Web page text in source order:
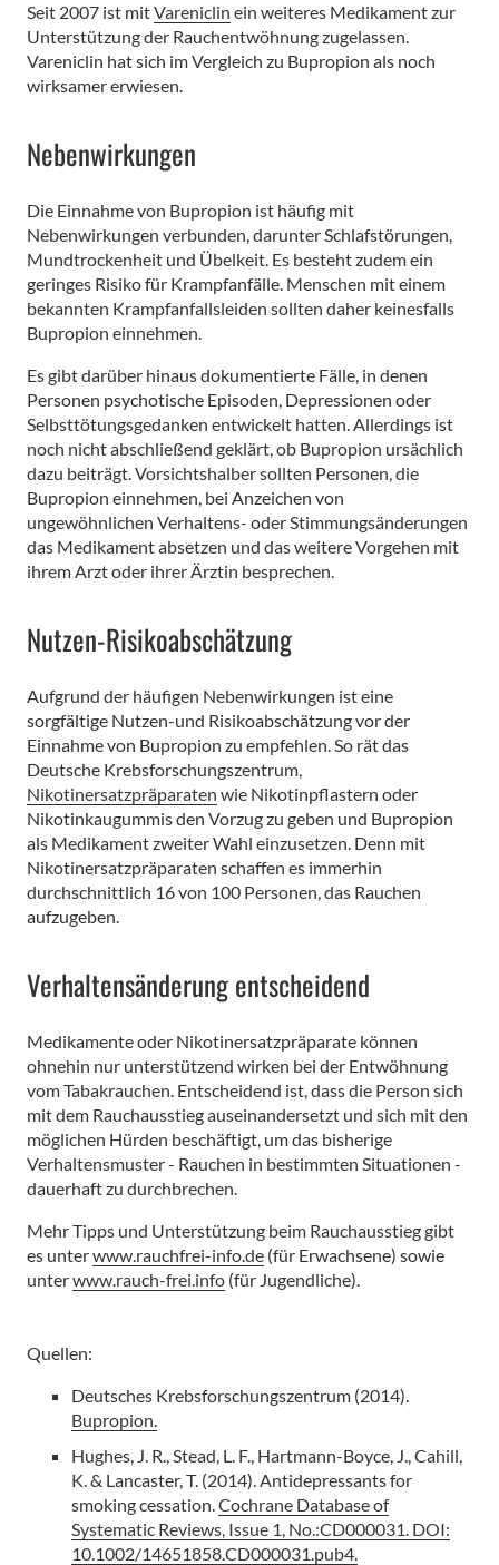
Seit 2007 ist mitVareniclin ein weiteres Medikament zur
Unterstützung der Rauchentwöhnung zugelassen.
Vareniclin hat sich im Vergleich zu Bupropion als noch
wirksamer erwiesen.
Nebenwirkungen
Die Einnahme von Bupropion ist häufig mit
Nebenwirkungen verbunden, darunter Schlafstörungen,
Mundtrockenheit und Übelkeit. Es besteht zudem ein
geringes Risiko für Krampfanfälle. Menschen mit einem
bekannten Krampfanfallsleiden sollten daher keinesfalls
Bupropion einnehmen.
Es gibt darüber hinaus dokumentierte Fälle, in denen
Personen psychotische Episoden, Depressionen oder
Selbsttötungsgedanken entwickelt hatten. Allerdings ist
noch nicht abschließend geklärt, ob Bupropion ursächlich
dazu beiträgt. Vorsichtshalber sollten Personen, die
Bupropion einnehmen, bei Anzeichen von
ungewöhnlichen Verhaltens- oder Stimmungsänderungen
das Medikament absetzen und das weitere Vorgehen mit
ihrem Arzt oder ihrer Ärztin besprechen.
Nutzen-Risikoabschätzung
Aufgrund der häufigen Nebenwirkungen ist eine
sorgfältige Nutzen-und Risikoabschätzung vor der
Einnahme von Bupropion zu empfehlen. So rät das
Deutsche Krebsforschungszentrum,
Nikotinersatzpräparaten wie Nikotinpflastern oder
Nikotinkaugummis den Vorzug zu geben und Bupropion
als Medikament zweiter Wahl einzusetzen. Denn mit
Nikotinersatzpräparaten schaffen es immerhin
durchschnittlich 16 von 100 Personen, das Rauchen
aufzugeben.
Verhaltensänderung entscheidend
Medikamente oder Nikotinersatzpräparate können
ohnehin nur unterstützend wirken bei der Entwöhnung
vom Tabakrauchen. Entscheidend ist, dass die Person sich
mit dem Rauchausstieg auseinandersetzt und sich mit den
möglichen Hürden beschäftigt, um das bisherige
Verhaltensmuster - Rauchen in bestimmten Situationen -
dauerhaft zu durchbrechen.
Mehr Tipps und Unterstützung beim Rauchausstieg gibt
es unterwww.rauchfrei-info.de (für Erwachsene) sowie
unterwww.rauch-frei.info (für Jugendliche).
Quellen:
Deutsches Krebsforschungszentrum (2014).
Bupropion.
Hughes, J. R., Stead, L. F., Hartmann-Boyce, J., Cahill,
K. & Lancaster, T. (2014). Antidepressants for
smoking cessation.Cochrane Database of
Systematic Reviews, Issue 1, No.:CD000031. DOI:
10.1002/14651858.CD000031.pub4.